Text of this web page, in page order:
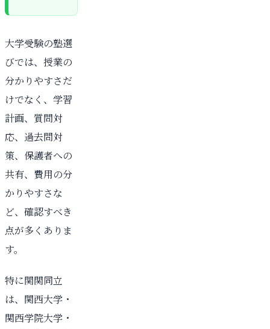
大学受験の塾選
びでは、授業の
分かりやすさだ
けでなく、学習
計画、質問対
応、過去問対
策、保護者への
共有、費用の分
かりやすさな
ど、確認すべき
点が多くありま
す。
特に関関同立
は、関西大学・
関西学院大学・